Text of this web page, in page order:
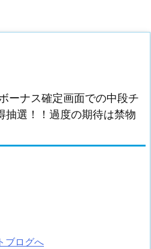
ーナス確定画面での中段チ
抽選！！過度の期待は禁物